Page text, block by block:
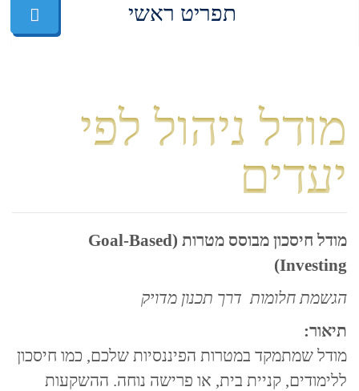
תפריט ראשי
מודל ניהול לפי
יעדים
מודל חיסכון מבוסס מטרות (Goal-Based
Investing)
הגשמת חלומות דרך תכנון מדויק
תיאור:
מודל שמתמקד במטרות הפיננסיות שלכם, כמו חיסכון
ללימודים, קניית בית, או פרישה נוחה. ההשקעות